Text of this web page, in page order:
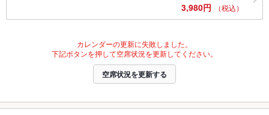
3,980円 （税込）
カレンダーの更新に失敗しました。
下記ボタンを押して空席状況を更新してください。
空席状況を更新する